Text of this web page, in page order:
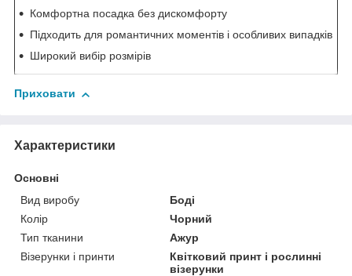
Комфортна посадка без дискомфорту
Підходить для романтичних моментів і особливих випадків
Широкий вибір розмірів
Приховати
Характеристики
Основні
Вид виробу
Боді
Колір
Чорний
Тип тканини
Ажур
Візерунки і принти
Квітковий принт і рослинні
візерунки